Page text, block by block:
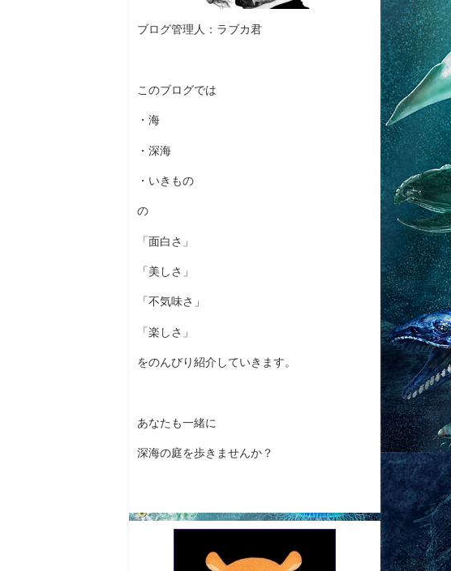
ブログ管理人：ラブカ君
このブログでは
・海
・深海
・いきもの
の
「面白さ」
「美しさ」
「不気味さ」
「楽しさ」
をのんびり紹介していきます。
あなたも一緒に
深海の庭を歩きませんか？